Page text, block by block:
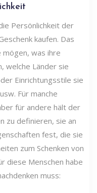
Persönlichkeit der
kaufen. Das
was ihre
welche Länder sie
Einrichtungsstile sie
Für manche
für andere hält der
zu definieren, sie an
fest, die sie
zum Schenken von
diese Menschen habe
muss: